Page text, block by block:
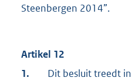
Steenbergen 2014”.
Artikel 12
1.
Dit besluit treedt